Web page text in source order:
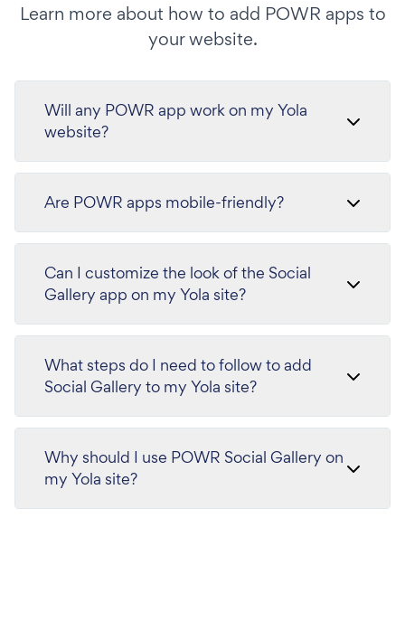
Learn more about how to add POWR apps to
your website.
Will any POWR app work on my Yola
website?
Are POWR apps mobile-friendly?
Can I customize the look of the Social
Gallery app on my Yola site?
What steps do I need to follow to add
Social Gallery to my Yola site?
Why should I use POWR Social Gallery on
my Yola site?